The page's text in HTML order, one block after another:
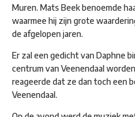
Muren. Mats Beek benoemde
waarmee hij zijn grote
de afgelopen jaren.
Er zal een gedicht van Daphne
centrum van Veenendaal
reageerde dat ze dan toch een
Veenendaal.